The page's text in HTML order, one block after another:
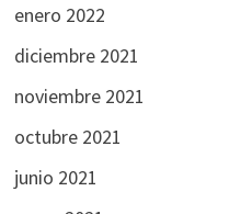
enero 2022
diciembre 2021
noviembre 2021
octubre 2021
junio 2021